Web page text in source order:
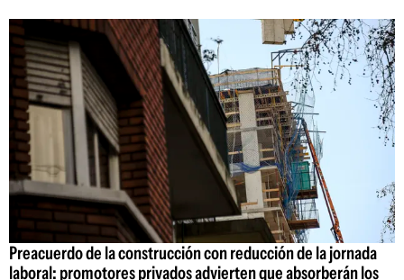
Preacuerdo de la construcción con reducción de la jornada
laboral: promotores privados advierten que absorberán los